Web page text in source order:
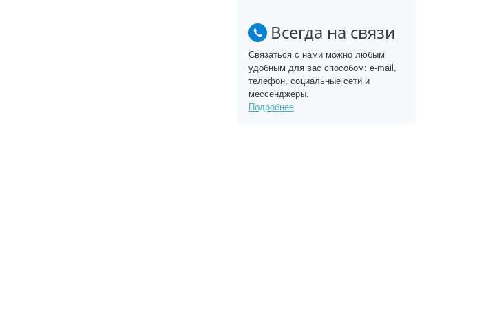
Всегда на связи
Связаться с нами можно любым
удобным для вас способом: e-mail,
телефон, социальные сети и
мессенджеры.
Подробнее